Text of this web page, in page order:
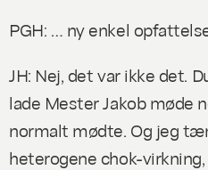
PGH: … ny enkel
JH: Nej, det var ikke det.
lade Mester Jakob møde
normalt mødte. Og jeg
heterogene chok-